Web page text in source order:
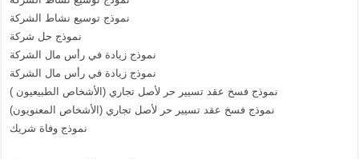
نموذج توسيع نشاط الشركة
نموذج حل شركة
نموذج زيادة في رأس مال الشركة
نموذج زيادة في رأس مال الشركة
نموذج فسخ عقد تسيير حر لأصل تجاري (الأشخاص الطبيعيون )
نموذج فسخ عقد تسيير حر لأصل تجاري (الأشخاص المعنويون)
نموذج وفاة شريك